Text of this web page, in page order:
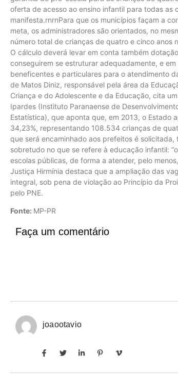
oferta de acesso ao ensino infantil para todas
manifesta.rnrnPara que os municípios façam a
meta, os administradores são orientados, no
número total de crianças de quatro e cinco anos
O cálculo deverá levar em conta também
conseguirem se estruturar adequadamente, e
beneficentes e particulares para o atendimento
de Matos Diniz, responsável pela área da
Criança e do Adolescente e da Educação, cita
Ipardes (Instituto Paranaense de
Estatística), que aponta que, em 2013, o
34,23%, representando 108.534 crianças de
que será encaminhado aos prefeitos é
sobretudo no que se refere à educação infantil:
escolas públicas, de forma a atender, pelo
Justiça Hirmínia destaca que a ampliação das
integral, sob pena de violação ao Princípio da
pelo PNE.
Fonte: MP-PR
Faça um comentário
joaootavio